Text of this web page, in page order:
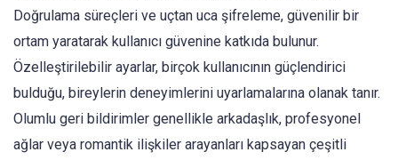
Doğrulama süreçleri ve uçtan uca şifreleme, güvenilir bir
ortam yaratarak kullanıcı güvenine katkıda bulunur.
Özelleştirilebilir ayarlar, birçok kullanıcının güçlendirici
bulduğu, bireylerin deneyimlerini uyarlamalarına olanak tanır.
Olumlu geri bildirimler genellikle arkadaşlık, profesyonel
ağlar veya romantik ilişkiler arayanları kapsayan çeşitli